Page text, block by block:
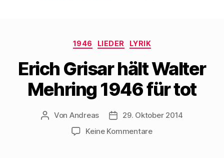
Kategorien
1946 LIEDER LYRIK
Erich Grisar hält Walter
Mehring 1946 für tot
Beitragsautor
Von Andreas Beitragsdatum
29. Oktober 2014
Keine Kommentarezu